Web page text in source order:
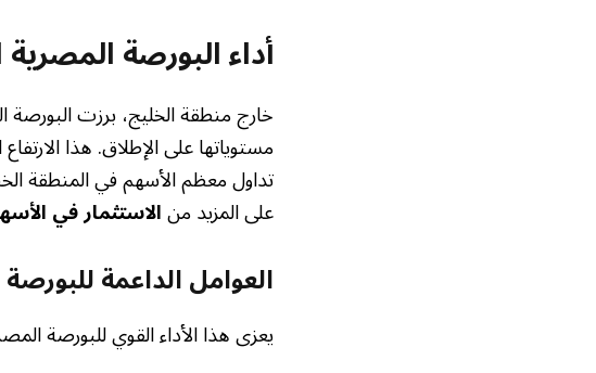
أداء البورصة
مستوياتها على الإطلاق. هذا
تداول معظم الأسهم في المنطقة
على المزيد منالاستثمار في
العوامل الداعمة
يعزى هذا الأداء القوي للبورصة